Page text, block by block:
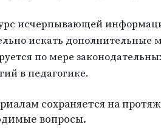
исчерпывающей
искать дополнительные
по мере
в педагогике.
сохраняется на
вопросы.